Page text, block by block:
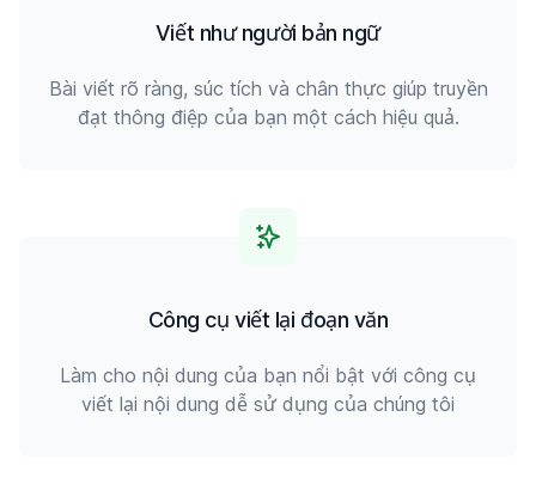
Viết như người bản ngữ
Bài viết rõ ràng, súc tích và chân thực giúp truyền
đạt thông điệp của bạn một cách hiệu quả.
Công cụ viết lại đoạn văn
Làm cho nội dung của bạn nổi bật với công cụ
viết lại nội dung dễ sử dụng của chúng tôi